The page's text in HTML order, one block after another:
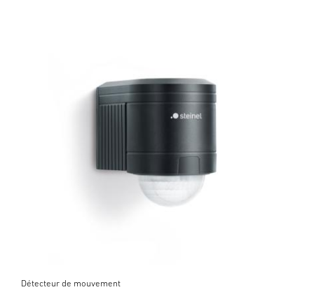
Détecteur de mouvement